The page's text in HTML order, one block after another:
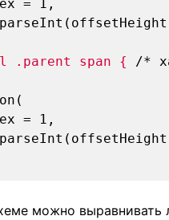
= 1,
.parent span {
/*
= 1,
можно выравнивать